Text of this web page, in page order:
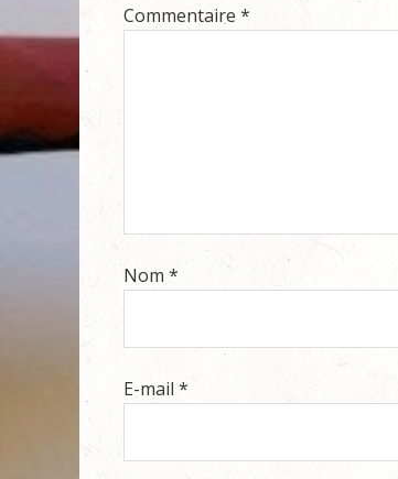
Commentaire *
Nom *
E-mail *